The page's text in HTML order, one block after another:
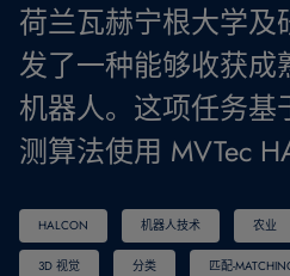
荷兰瓦赫宁根大学及
发了一种能够收获成
机器人。这项任务基
测算法使用 MVTec
HALCON 机器人技术 农业
3D 视觉 分类 匹配-